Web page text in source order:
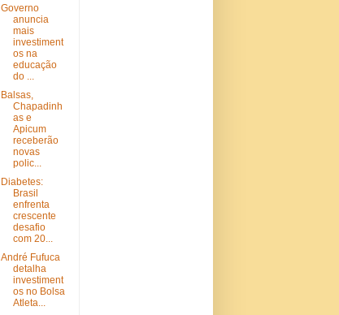
Governo
anuncia
mais
investiment
os na
educação
do ...
Balsas,
Chapadinh
as e
Apicum
receberão
novas
polic...
Diabetes:
Brasil
enfrenta
crescente
desafio
com 20...
André Fufuca
detalha
investiment
os no Bolsa
Atleta...